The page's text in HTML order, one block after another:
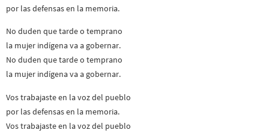
por las defensas en la memoria.
No duden que tarde o temprano
la mujer indígena va a gobernar.
No duden que tarde o temprano
la mujer indígena va a gobernar.
Vos trabajaste en la voz del pueblo
por las defensas en la memoria.
Vos trabajaste en la voz del pueblo